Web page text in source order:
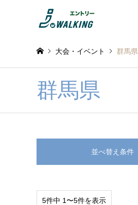
大会・イベント 群馬県
群馬県
並べ替え条件
5件中 1〜5件を表示